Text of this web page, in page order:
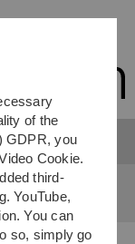
of the
GDPR, you
Cookie.
third-
YouTube,
You can
so, simply go